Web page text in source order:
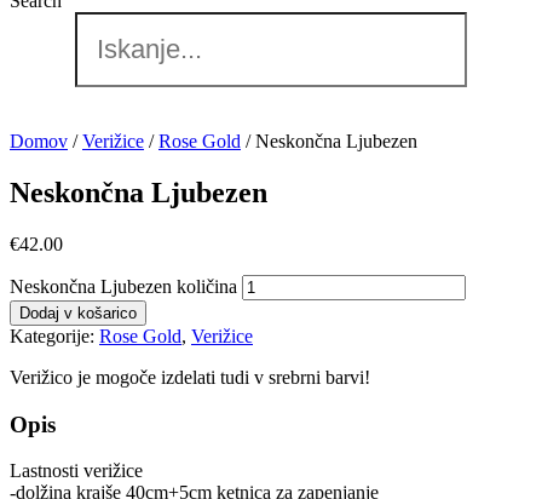
Domov /Verižice /Rose Gold / Neskončna Ljubezen
Neskončna Ljubezen
€42.00
Neskončna Ljubezen količina
Dodaj v košarico
Kategorije: Rose Gold, Verižice
Verižico je mogoče izdelati tudi v srebrni barvi!
Opis
Lastnosti verižice
-dolžina krajše 40cm+5cm ketnica za zapenjanje